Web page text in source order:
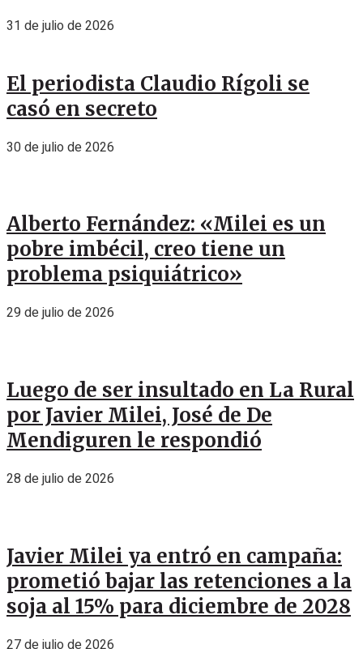
31 de julio de 2026
El periodista Claudio Rígoli se
casó en secreto
30 de julio de 2026
Alberto Fernández: «Milei es un
pobre imbécil, creo tiene un
problema psiquiátrico»
29 de julio de 2026
Luego de ser insultado en La Rural
por Javier Milei, José de De
Mendiguren le respondió
28 de julio de 2026
Javier Milei ya entró en campaña:
prometió bajar las retenciones a la
soja al 15% para diciembre de 2028
27 de julio de 2026